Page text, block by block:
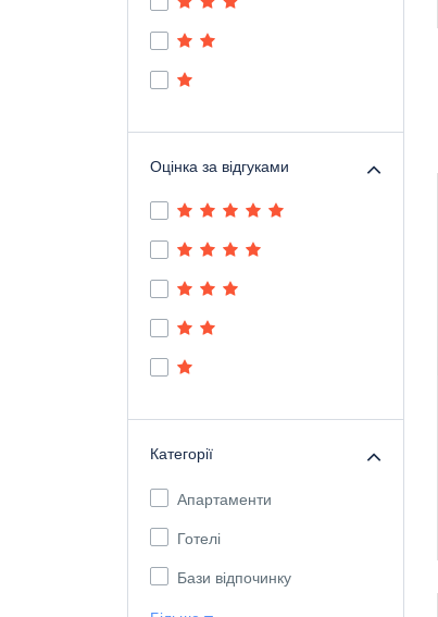
Оцінка за відгуками
Категорії
Апартаменти
Готелі
Бази відпочинку